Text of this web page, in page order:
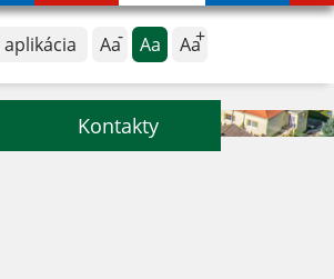
Aa Aa Aa
Kontakty